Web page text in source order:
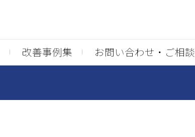
改善事例集 お問い合わせ・ご相談